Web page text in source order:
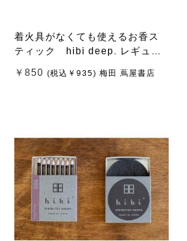
着火具がなくても使えるお香ス
ティック hibi deep. レギュラ
￥850 (税込 ￥935) 梅田 蔦屋書店